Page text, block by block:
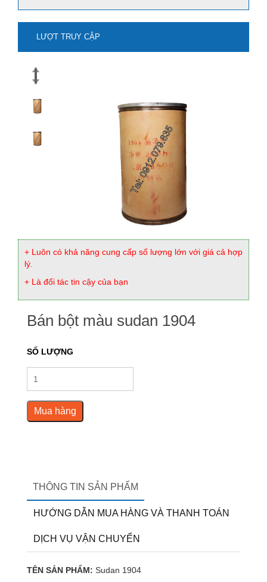
LƯỢT TRUY CẬP
+ Luôn có khả năng cung cấp số lượng lớn với giá cả hợp
lý.
+ Là đối tác tin cậy của bạn
Bán bột màu sudan 1904
SỐ LƯỢNG
Mua hàng
THÔNG TIN SẢN PHẨM
HƯỚNG DẪN MUA HÀNG VÀ THANH TOÁN
DỊCH VỤ VẬN CHUYỂN
TÊN SẢN PHẨM: Sudan 1904